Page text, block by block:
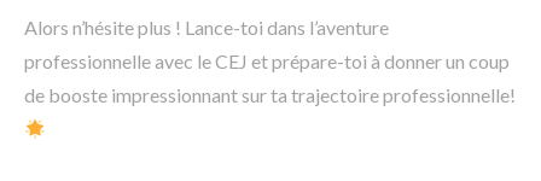
Alors n’hésite plus ! Lance-toi dans l’aventure
professionnelle avec le CEJ et prépare-toi à donner un coup
de booste impressionnant sur ta trajectoire professionnelle!